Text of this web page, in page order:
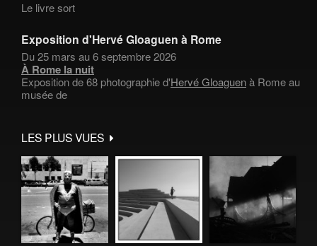
Le livre sort
Exposition d'Hervé Gloaguen à Rome
Du 25 mars au 6 septembre 2026
À Rome la nuit
Exposition de 68 photographie d'Hervé Gloaguenà Rome au
musée de
LES PLUS VUES